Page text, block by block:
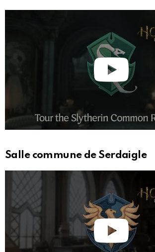
Salle commune de Serdaigle